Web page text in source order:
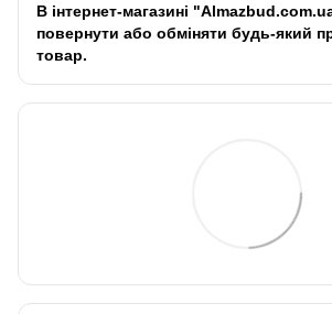
В інтернет-магазині
повернути або обміняти будь-який
товар.